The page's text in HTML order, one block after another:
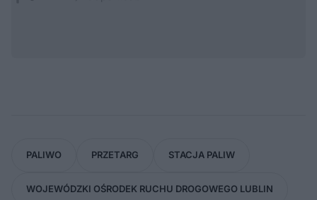
PALIWO PRZETARG STACJA PALIW
WOJEWÓDZKI OŚRODEK RUCHU DROGOWEGO LUBLIN